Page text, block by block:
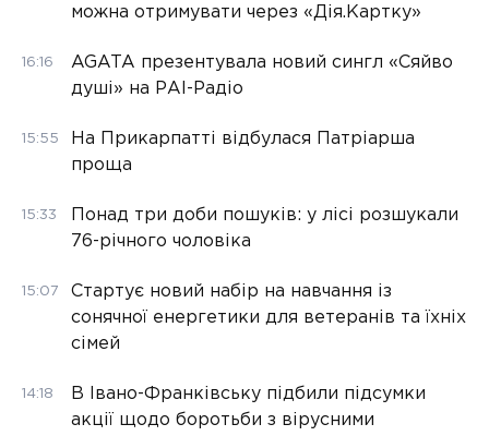
можна отримувати через «Дія.Картку»
16:16
AGATA презентувала новий сингл «Сяйво
душі» на РАІ-Радіо
15:55
На Прикарпатті відбулася Патріарша
проща
15:33
Понад три доби пошуків: у лісі розшукали
76-річного чоловіка
15:07
Стартує новий набір на навчання із
сонячної енергетики для ветеранів та їхніх
сімей
14:18
В Івано-Франківську підбили підсумки
акції щодо боротьби з вірусними